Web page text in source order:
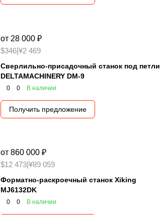
от 28 000 ₽
$346 ¥2 469
Сверлильно-присадочный станок под петли
DELTAMACHINERY DM-9
0 0 В наличии
Получить предложение
от 860 000 ₽
$12 473 ¥89 059
Форматно-раскроечный станок Xiking
MJ6132DK
0 0 В наличии